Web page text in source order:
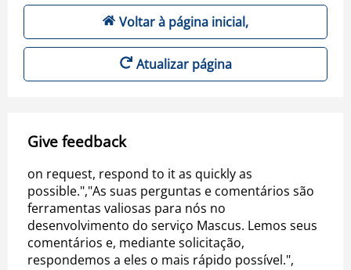
Voltar à página inicial,
Atualizar página
Give feedback
on request, respond to it as quickly as
possible.","As suas perguntas e comentários são
ferramentas valiosas para nós no
desenvolvimento do serviço Mascus. Lemos seus
comentários e, mediante solicitação,
respondemos a eles o mais rápido possível.",